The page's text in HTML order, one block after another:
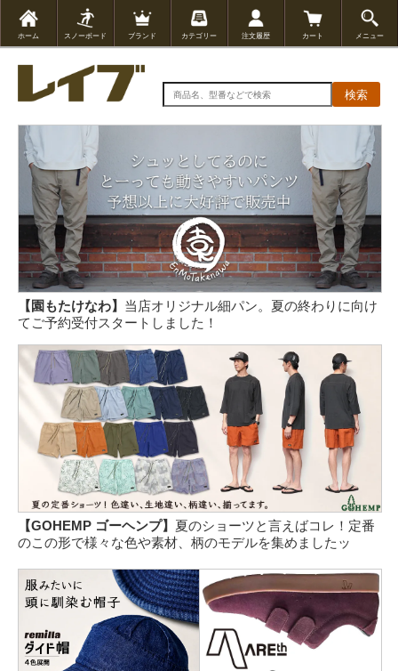
ホーム スノーボード ブランド カテゴリー 注文履歴 カート メニュー
検索
【園もたけなわ】 当店オリジナル細パン。夏の終わりに向け
てご予約受付スタートしました！
【GOHEMP ゴーヘンプ】 夏のショーツと言えばコレ！定番
のこの形で様々な色や素材、柄のモデルを集めましたッ